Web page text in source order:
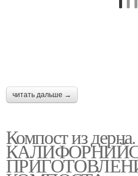
читать дальше →
Компост из дерна.